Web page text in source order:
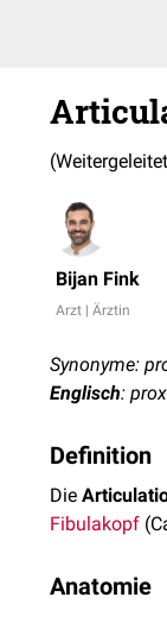
Bijan Fink
Arzt | Ärztin
Synonyme:
Englisch:
Definition
Die
Fibulakopf
Anatomie